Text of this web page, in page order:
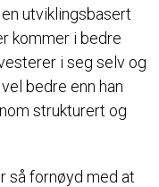
utviklingsbasert
kommer i bedre
i seg selv og
bedre enn han
strukturert og
så fornøyd med at